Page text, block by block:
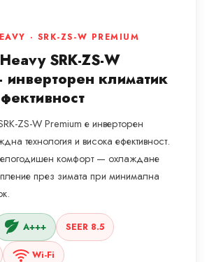
· SRK-ZS-W PREMIUM
SRK-ZS-W
инверторен климатик
ZS-W Premium е инверторен
технология и висока ефективност.
комфорт — охлаждане
през зимата при минимална
A+++ SEER 8.5
Wi-Fi